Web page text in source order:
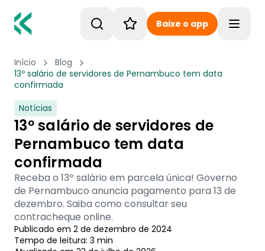
Baixe o app
Início
Blog
13º salário de servidores de Pernambuco tem data
confirmada
Notícias
13º salário de servidores de
Pernambuco tem data
confirmada
Receba o 13º salário em parcela única! Governo
de Pernambuco anuncia pagamento para 13 de
dezembro. Saiba como consultar seu
contracheque online.
Publicado em 2 de dezembro de 2024
Tempo de leitura: 3 min